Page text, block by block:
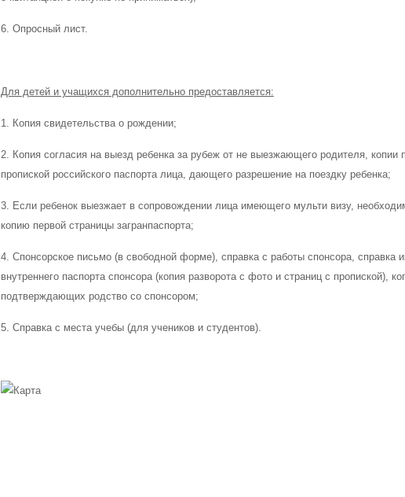
6. Опросный лист.
Для детей и учащихся дополнительно предоставляется:
1. Копия свидетельства о рождении;
2. Копия согласия на выезд ребенка за рубеж от не выезжающего родителя, копии
пропиской российского паспорта лица, дающего разрешение на поездку ребенка;
3. Если ребенок выезжает в сопровождении лица имеющего мульти визу,
копию первой страницы загранпаспорта;
4. Спонсорское письмо (в свободной форме), справка с работы спонсора, справка
внутреннего паспорта спонсора (копия разворота с фото и страниц с пропиской),
подтверждающих родство со спонсором;
5. Справка с места учебы (для учеников и студентов).